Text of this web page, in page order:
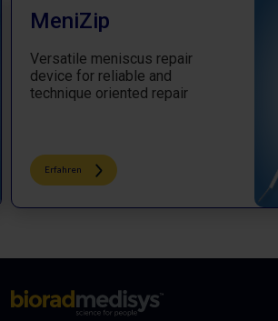
MeniZip
Versatile meniscus repair
device for reliable and
technique oriented repair
Erfahren